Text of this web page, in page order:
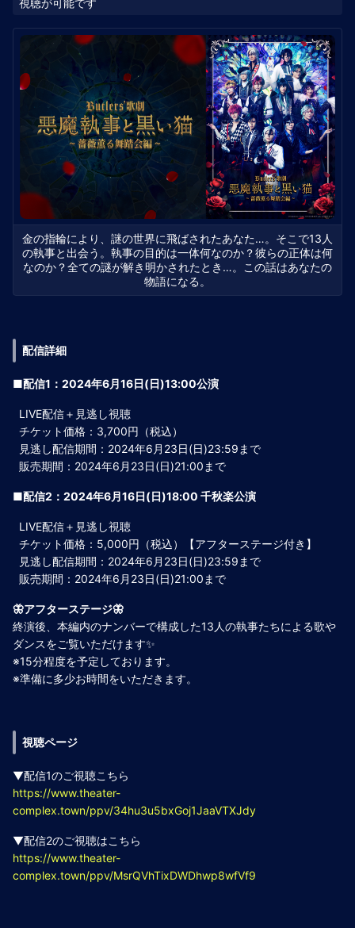
金の指輪により、謎の世界に飛ばされたあなた…。そこで13人
の執事と出会う。執事の目的は一体何なのか？彼らの正体は何
なのか？全ての謎が解き明かされたとき…。この話はあなたの
物語になる。
配信詳細
■配信1：2024年6月16日(日)13:00公演
LIVE配信＋見逃し視聴
チケット価格：3,700円（税込）
見逃し配信期間：2024年6月23日(日)23:59まで
販売期間：2024年6月23日(日)21:00まで
■配信2：2024年6月16日(日)18:00 千秋楽公演
LIVE配信＋見逃し視聴
チケット価格：5,000円（税込）【アフターステージ付き】
見逃し配信期間：2024年6月23日(日)23:59まで
販売期間：2024年6月23日(日)21:00まで
🦋アフターステージ🦋
終演後、本編内のナンバーで構成した13人の執事たちによる歌や
ダンスをご覧いただけます✨
※15分程度を予定しております。
※準備に多少お時間をいただきます。
視聴ページ
▼配信1のご視聴こちら
https://www.theater-
complex.town/ppv/34hu3u5bxGoj1JaaVTXJdy
▼配信2のご視聴はこちら
https://www.theater-
complex.town/ppv/MsrQVhTixDWDhwp8wfVf9